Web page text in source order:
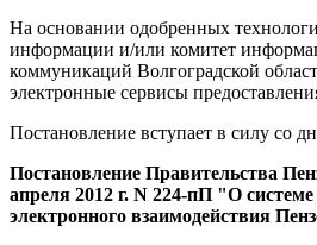
На основании одобренных
информации и/или комитет
коммуникаций Волгоградской
электронные сервисы
Постановление вступает в силу со
Постановление Правительства
апреля 2012 г. N 224-пП "О
электронного взаимодействия